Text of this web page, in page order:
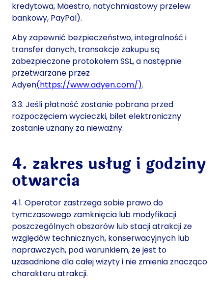
kredytowa, Maestro, natychmiastowy przelew
bankowy, PayPal).
Aby zapewnić bezpieczeństwo, integralność i
transfer danych, transakcje zakupu są
zabezpieczone protokołem SSL, a następnie
przetwarzane przez
Adyen(https://www.adyen.com/).
3.3. Jeśli płatność zostanie pobrana przed
rozpoczęciem wycieczki, bilet elektroniczny
zostanie uznany za nieważny.
4. zakres usług i godziny
otwarcia
4.1. Operator zastrzega sobie prawo do
tymczasowego zamknięcia lub modyfikacji
poszczególnych obszarów lub stacji atrakcji ze
względów technicznych, konserwacyjnych lub
naprawczych, pod warunkiem, że jest to
uzasadnione dla całej wizyty i nie zmienia znacząco
charakteru atrakcji.